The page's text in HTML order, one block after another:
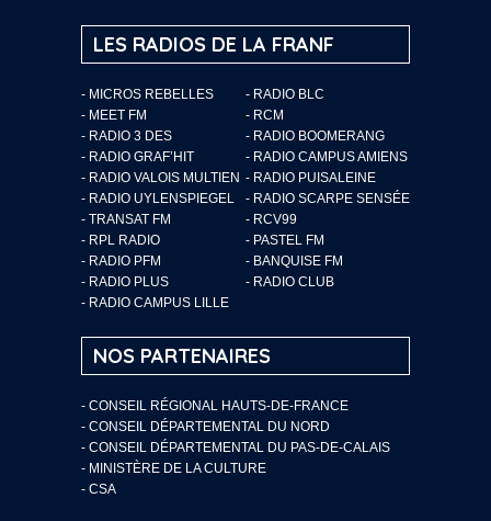
LES RADIOS DE LA FRANF
- MICROS REBELLES
- RADIO BLC
- MEET FM
- RCM
- RADIO 3 DES
- RADIO BOOMERANG
- RADIO GRAF’HIT
- RADIO CAMPUS AMIENS
- RADIO VALOIS MULTIEN - RADIO PUISALEINE
- RADIO UYLENSPIEGEL
- RADIO SCARPE SENSÉE
- TRANSAT FM
- RCV99
- RPL RADIO
- PASTEL FM
- RADIO PFM
- BANQUISE FM
- RADIO PLUS
- RADIO CLUB
- RADIO CAMPUS LILLE
NOS PARTENAIRES
- CONSEIL RÉGIONAL HAUTS-DE-FRANCE
- CONSEIL DÉPARTEMENTAL DU NORD
- CONSEIL DÉPARTEMENTAL DU PAS-DE-CALAIS
- MINISTÈRE DE LA CULTURE
- CSA